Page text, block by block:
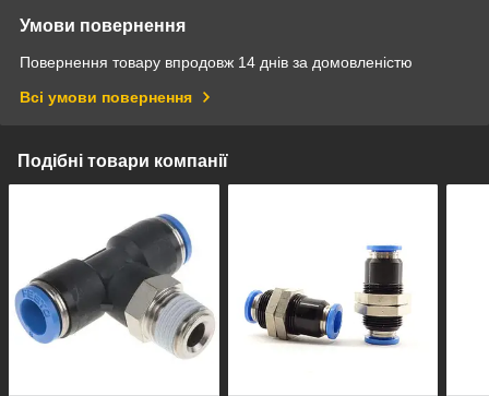
Умови повернення
Повернення товару впродовж 14 днів за домовленістю
Всі умови повернення
Подібні товари компанії